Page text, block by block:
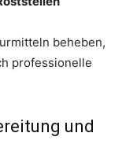
beheben,
professionelle
und